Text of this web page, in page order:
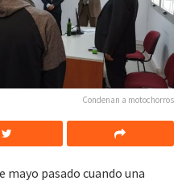
Condenan a motochorros
mayo pasado cuando una